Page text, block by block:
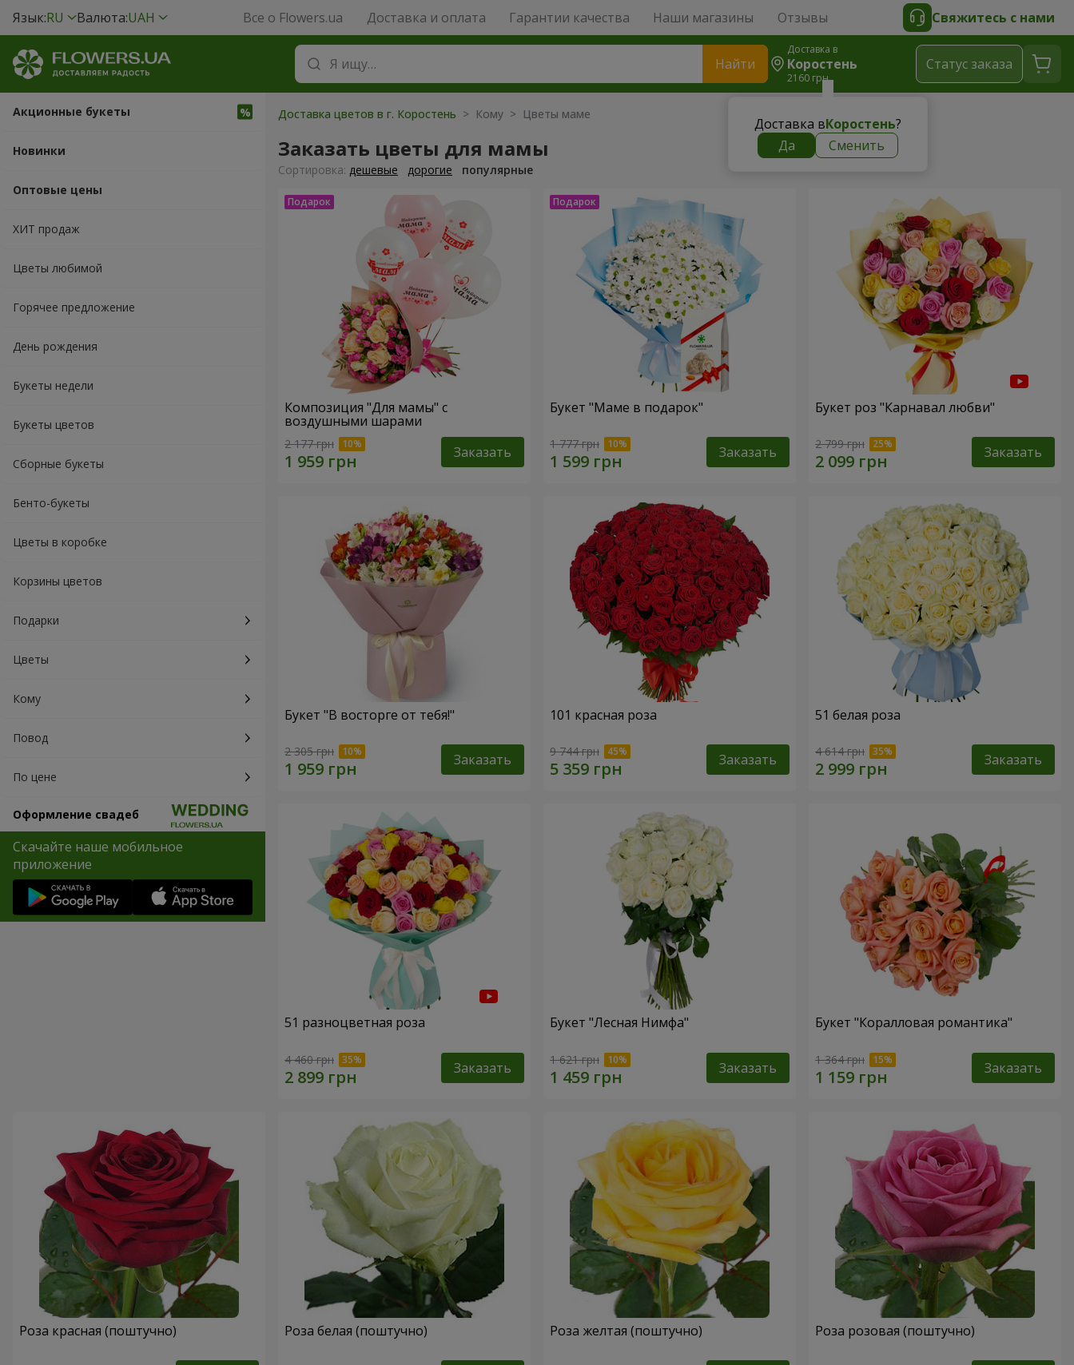
Язык:RU Валюта:UAH Все о Flowers.ua Доставка и оплата Гарантии качества Наши магазины Отзывы Свяжитесь с нами
Найти
Доставка в
Коростень
2160 грн
Доставка вКоростень?
Да
Сменить
Cтатус заказа
Акционные букеты
Новинки
Оптовые цены
ХИТ продаж
Цветы любимой
Горячее предложение
День рождения
Букеты недели
Букеты цветов
Сборные букеты
Бенто-букеты
Цветы в коробке
Корзины цветов
Подарки
Цветы
Кому
Повод
По цене
Оформление свадеб
Скачайте наше мобильное
приложение
Доставка цветов в г. Коростень > Кому > Цветы маме
Заказать цветы для мамы
Cортировка: дешевые дорогие популярные
Композиция "Для мамы" с
воздушными шарами
2 177 грн Заказать
Букет "Маме в подарок"
1 777 грн Заказать
Букет роз "Карнавал любви"
2 799 грн Заказать
Букет "В восторге от тебя!"
2 305 грн Заказать
101 красная роза
9 744 грн Заказать
51 белая роза
4 614 грн Заказать
51 разноцветная роза
4 460 грн Заказать
Букет "Лесная Нимфа"
1 621 грн Заказать
Букет "Коралловая романтика"
1 364 грн Заказать
Роза красная (поштучно) Роза белая (поштучно) Роза желтая (поштучно) Роза розовая (поштучно)